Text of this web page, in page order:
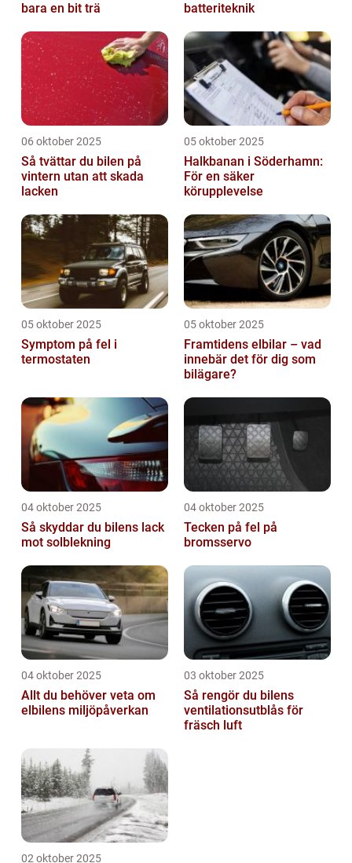
bara en bit trä
batteriteknik
06 oktober 2025
Så tvättar du bilen på
vintern utan att skada
lacken
05 oktober 2025
Halkbanan i Söderhamn:
För en säker
körupplevelse
05 oktober 2025
Symptom på fel i
termostaten
05 oktober 2025
Framtidens elbilar – vad
innebär det för dig som
bilägare?
04 oktober 2025
Så skyddar du bilens lack
mot solblekning
04 oktober 2025
Tecken på fel på
bromsservo
04 oktober 2025
Allt du behöver veta om
elbilens miljöpåverkan
03 oktober 2025
Så rengör du bilens
ventilationsutblås för
fräsch luft
02 oktober 2025